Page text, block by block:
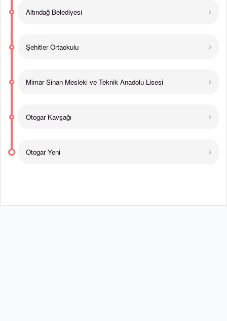
Altındağ Belediyesi
Şehitler Ortaokulu
Mimar Sinan Mesleki ve Teknik Anadolu Lisesi
Otogar Kavşağı
Otogar Yeni